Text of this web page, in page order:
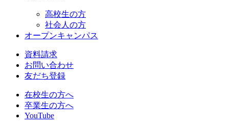
高校生の方
社会人の方
オープンキャンパス
資料請求
お問い合わせ
友だち登録
在校生の方へ
卒業生の方へ
YouTube